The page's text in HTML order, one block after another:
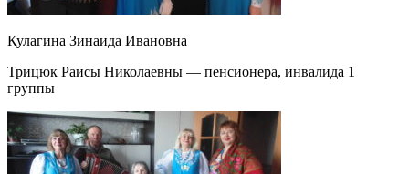
Кулагина Зинаида Ивановна
Трицюк Раисы Николаевны — пенсионера, инвалида 1
группы